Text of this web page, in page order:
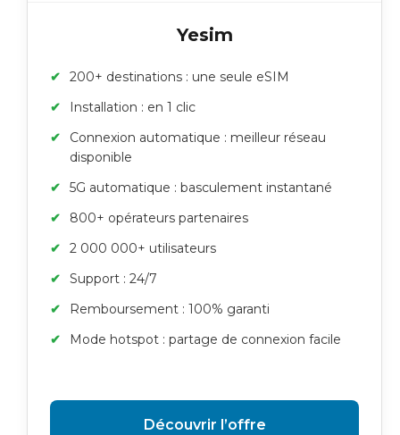
Yesim
200+ destinations : une seule eSIM
Installation : en 1 clic
Connexion automatique : meilleur réseau
disponible
5G automatique : basculement instantané
800+ opérateurs partenaires
2 000 000+ utilisateurs
Support : 24/7
Remboursement : 100% garanti
Mode hotspot : partage de connexion facile
Découvrir l’offre